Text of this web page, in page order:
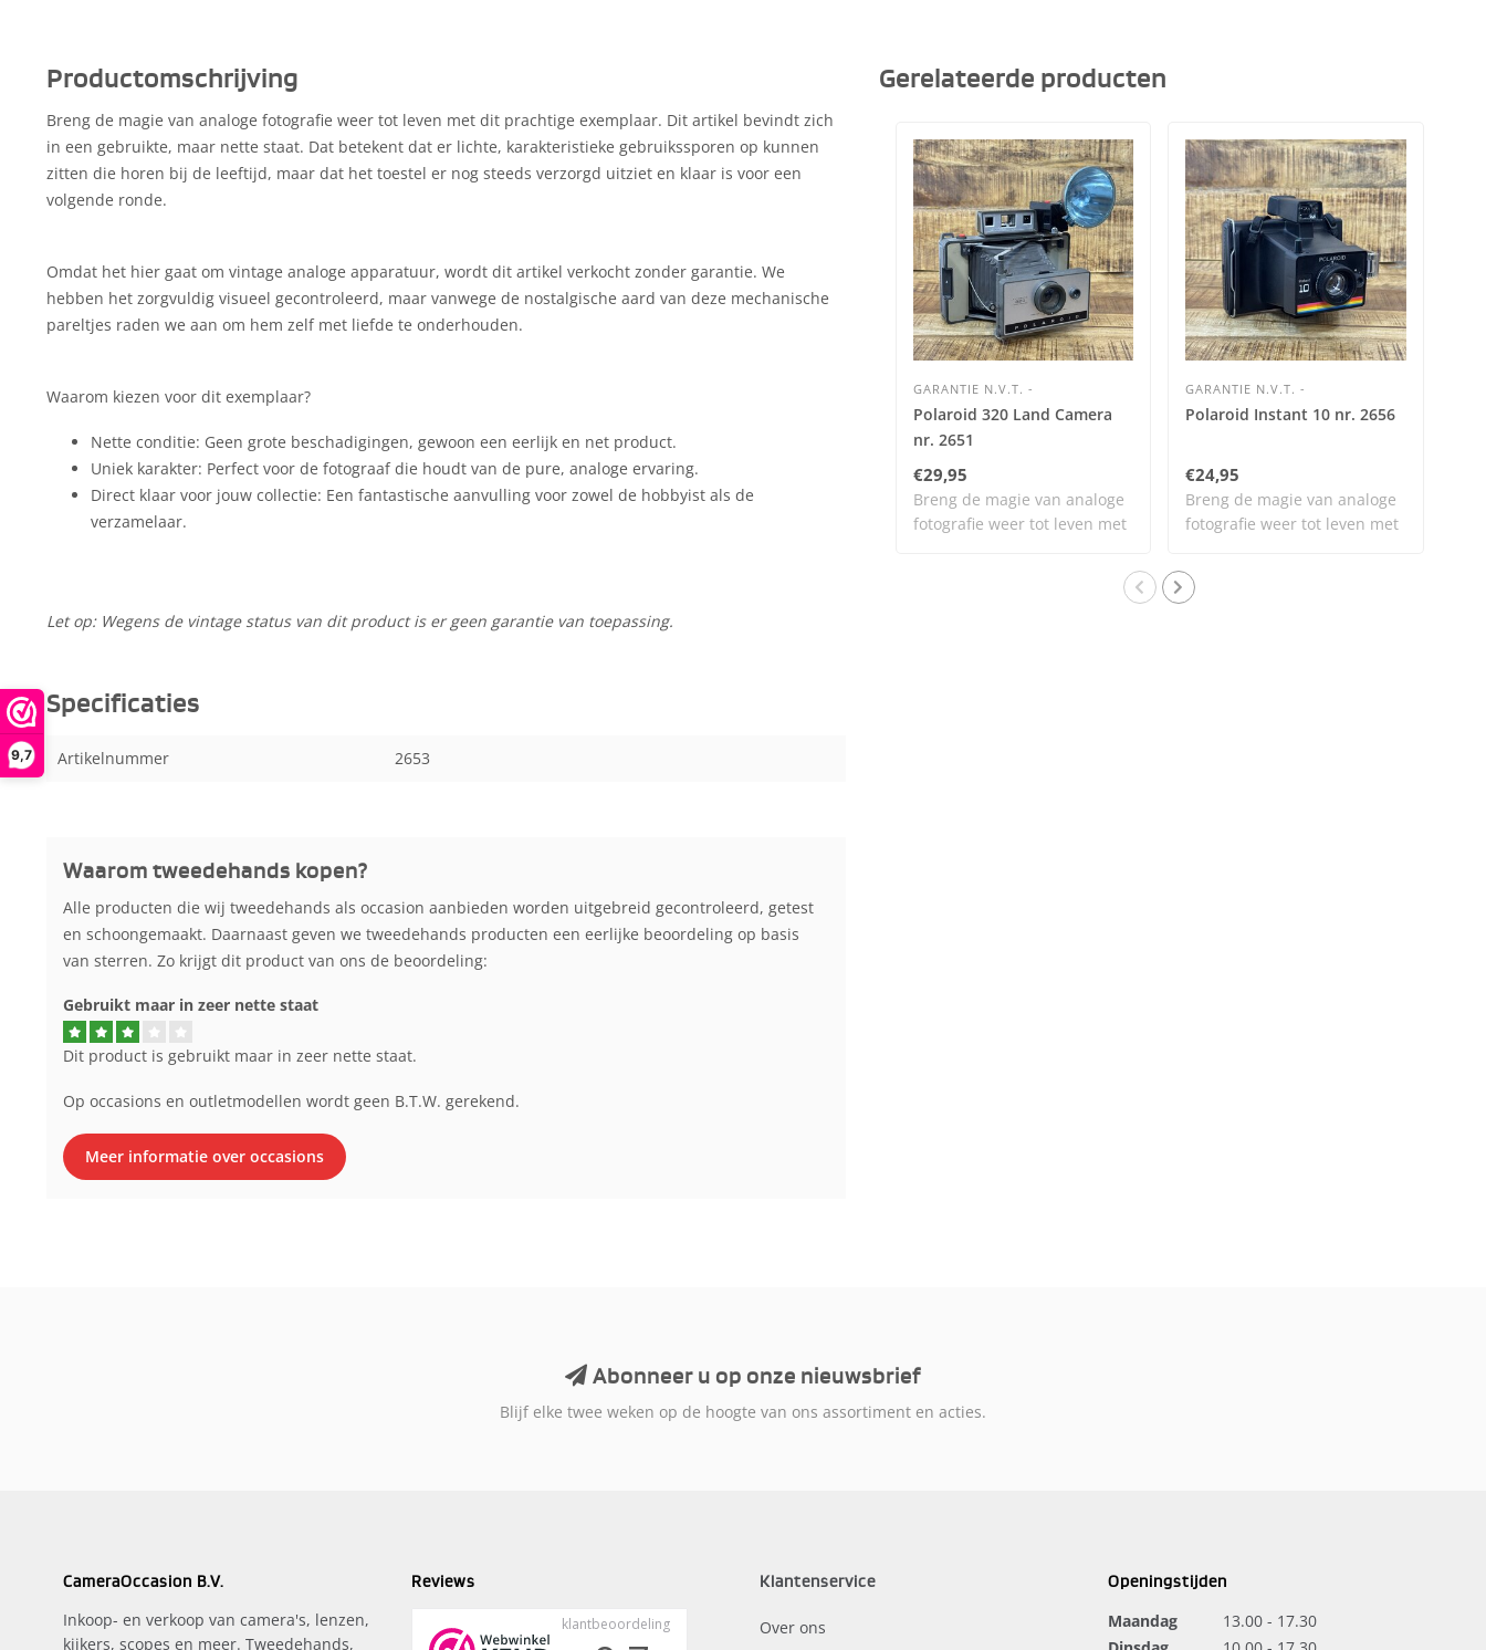
9,7
Productomschrijving
Breng de magie van analoge fotografie weer tot leven met dit prachtige exemplaar. Dit artikel bevindt zich
in een gebruikte, maar nette staat. Dat betekent dat er lichte, karakteristieke gebruikssporen op kunnen
zitten die horen bij de leeftijd, maar dat het toestel er nog steeds verzorgd uitziet en klaar is voor een
volgende ronde.
Omdat het hier gaat om vintage analoge apparatuur, wordt dit artikel verkocht zonder garantie. We
hebben het zorgvuldig visueel gecontroleerd, maar vanwege de nostalgische aard van deze mechanische
pareltjes raden we aan om hem zelf met liefde te onderhouden.
Waarom kiezen voor dit exemplaar?
Nette conditie: Geen grote beschadigingen, gewoon een eerlijk en net product.
Uniek karakter: Perfect voor de fotograaf die houdt van de pure, analoge ervaring.
Direct klaar voor jouw collectie: Een fantastische aanvulling voor zowel de hobbyist als de
verzamelaar.
Let op: Wegens de vintage status van dit product is er geen garantie van toepassing.
Specificaties
Artikelnummer 2653
Waarom tweedehands kopen?
Alle producten die wij tweedehands als occasion aanbieden worden uitgebreid gecontroleerd, getest
en schoongemaakt. Daarnaast geven we tweedehands producten een eerlijke beoordeling op basis
van sterren. Zo krijgt dit product van ons de beoordeling:
Gebruikt maar in zeer nette staat
Dit product is gebruikt maar in zeer nette staat.
Op occasions en outletmodellen wordt geen B.T.W. gerekend.
Meer informatie over occasions
Gerelateerde producten
GARANTIE N.V.T. -
Polaroid 320 Land Camera
nr. 2651
€29,95
Breng de magie van analoge
fotografie weer tot leven met
GARANTIE N.V.T. -
Polaroid Instant 10 nr. 2656
€24,95
Breng de magie van analoge
fotografie weer tot leven met
Abonneer u op onze nieuwsbrief
Blijf elke twee weken op de hoogte van ons assortiment en acties.
CameraOccasion B.V.
Inkoop- en verkoop van camera's, lenzen,
kijkers, scopes en meer. Tweedehands,
Reviews Klantenservice
Over ons
Openingstijden
Maandag
13.00 - 17.30